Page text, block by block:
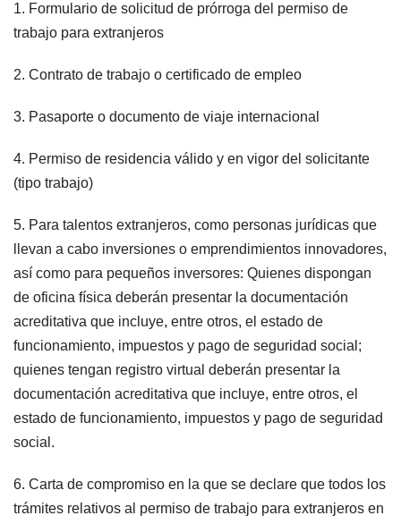
1. Formulario de solicitud de prórroga del permiso de
trabajo para extranjeros
2. Contrato de trabajo o certificado de empleo
3. Pasaporte o documento de viaje internacional
4. Permiso de residencia válido y en vigor del solicitante
(tipo trabajo)
5. Para talentos extranjeros, como personas jurídicas que
llevan a cabo inversiones o emprendimientos innovadores,
así como para pequeños inversores: Quienes dispongan
de oficina física deberán presentar la documentación
acreditativa que incluye, entre otros, el estado de
funcionamiento, impuestos y pago de seguridad social;
quienes tengan registro virtual deberán presentar la
documentación acreditativa que incluye, entre otros, el
estado de funcionamiento, impuestos y pago de seguridad
social.
6. Carta de compromiso en la que se declare que todos los
trámites relativos al permiso de trabajo para extranjeros en